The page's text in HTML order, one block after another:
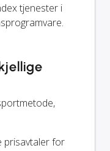
tjenester i
prisavtaler for